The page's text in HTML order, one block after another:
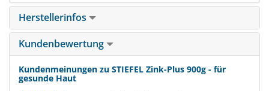
Herstellerinfos
Kundenbewertung
Kundenmeinungen zu STIEFEL Zink-Plus 900g - für
gesunde Haut